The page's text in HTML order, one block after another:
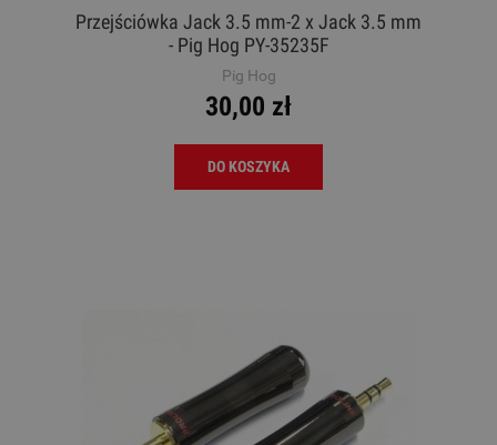
Przejściówka Jack 3.5 mm-2 x Jack 3.5 mm
- Pig Hog PY-35235F
Pig Hog
30,00 zł
DO KOSZYKA